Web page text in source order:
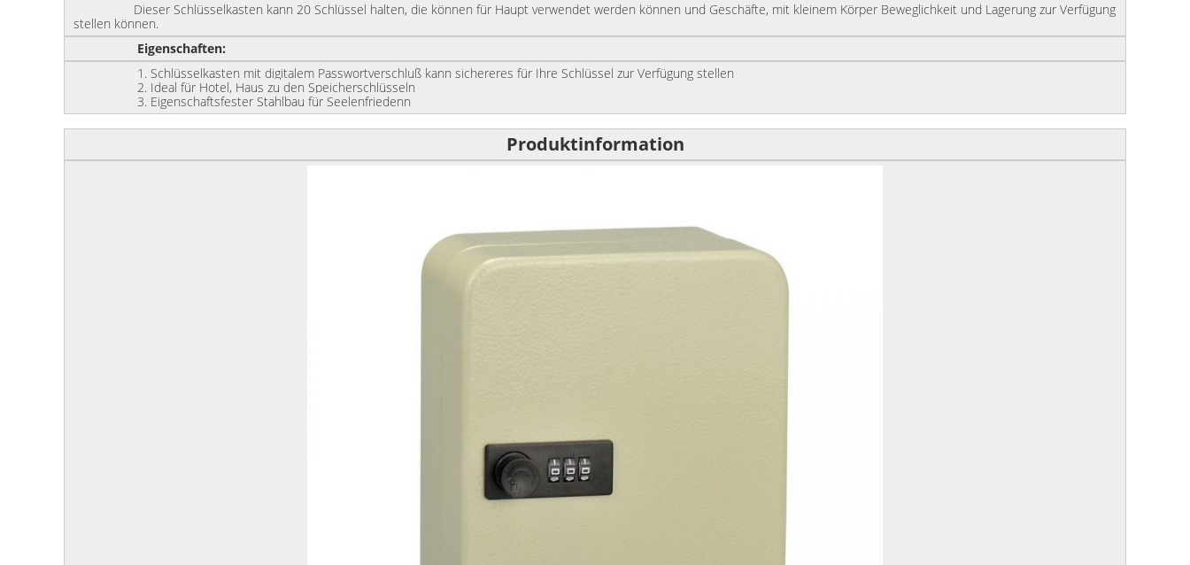
Dieser Schlüsselkasten kann 20 Schlüssel halten, die können für Haupt verwendet werden können und Geschäfte, mit kleinem Körper Beweglichkeit und Lagerung zur Verfügung
stellen können.
Eigenschaften:
1. Schlüsselkasten mit digitalem Passwortverschluß kann sichereres für Ihre Schlüssel zur Verfügung stellen
2. Ideal für Hotel, Haus zu den Speicherschlüsseln
3. Eigenschaftsfester Stahlbau für Seelenfriedenn
Produktinformation